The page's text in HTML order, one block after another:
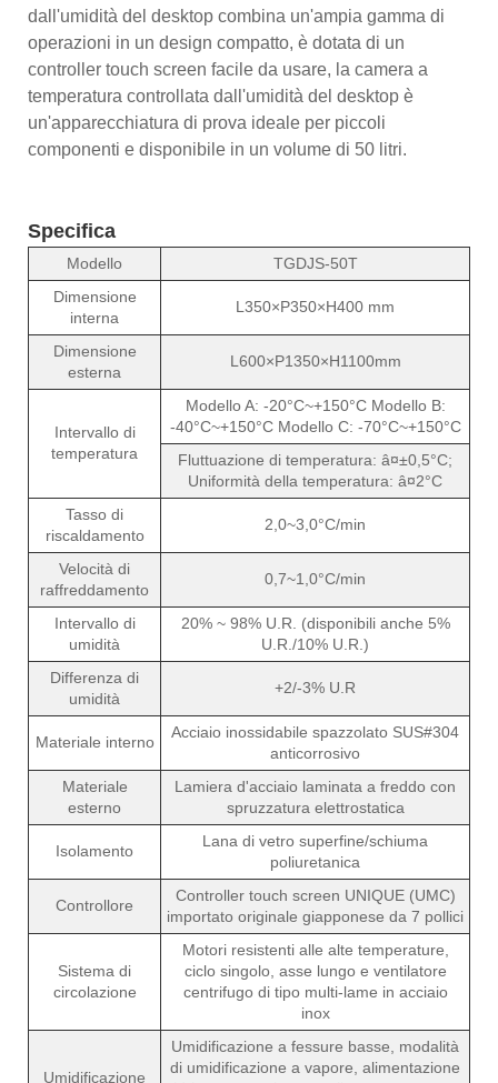
dall'umidità del desktop combina un'ampia gamma di
operazioni in un design compatto, è dotata di un
controller touch screen facile da usare, la camera a
temperatura controllata dall'umidità del desktop è
un'apparecchiatura di prova ideale per piccoli
componenti e disponibile in un volume di 50 litri.
Specifica
Modello
TGDJS-50T
Dimensione
interna
L350×P350×H400 mm
Dimensione
esterna
L600×P1350×H1100mm
Intervallo di
temperatura
Modello A: -20°C~+150°C Modello B:
-40°C~+150°C Modello C: -70°C~+150°C
Fluttuazione di temperatura: â¤±0,5°C;
Uniformità della temperatura: â¤2°C
Tasso di
riscaldamento
2,0~3,0°C/min
Velocità di
raffreddamento
0,7~1,0°C/min
Intervallo di
umidità
20% ~ 98% U.R. (disponibili anche 5%
U.R./10% U.R.)
Differenza di
umidità
+2/-3% U.R
Materiale interno
Acciaio inossidabile spazzolato SUS#304
anticorrosivo
Materiale
esterno
Lamiera d'acciaio laminata a freddo con
spruzzatura elettrostatica
Isolamento
Lana di vetro superfine/schiuma
poliuretanica
Controllore
Controller touch screen UNIQUE (UMC)
importato originale giapponese da 7 pollici
Sistema di
circolazione
Motori resistenti alle alte temperature,
ciclo singolo, asse lungo e ventilatore
centrifugo di tipo multi-lame in acciaio
inox
Umidificazione
Umidificazione a fessure basse, modalità
di umidificazione a vapore, alimentazione